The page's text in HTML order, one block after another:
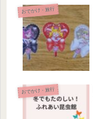
おでかけ・旅行
おでかけ・旅行